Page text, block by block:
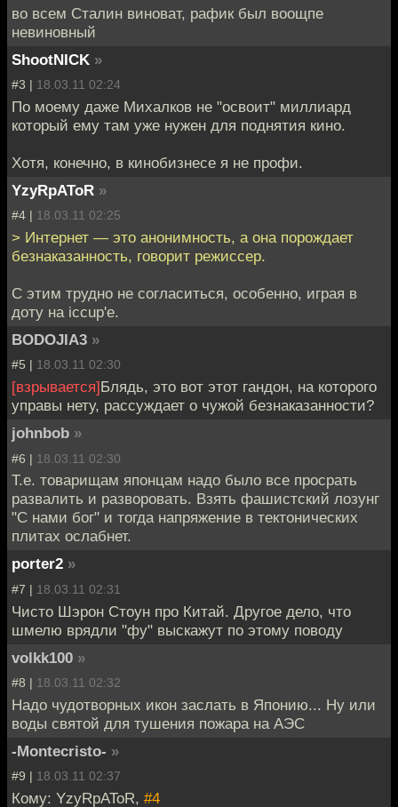
во всем Сталин виноват, рафик был воощпе
невиновный
ShootNICK »
#3 | 18.03.11 02:24
По моему даже Михалков не "освоит" миллиард
который ему там уже нужен для поднятия кино.
Хотя, конечно, в кинобизнесе я не профи.
YzyRpAToR »
#4 | 18.03.11 02:25
> Интернет — это анонимность, а она порождает
безнаказанность, говорит режиссер.
С этим трудно не согласиться, особенно, играя в
доту на iccup'e.
BODOJIA3 »
#5 | 18.03.11 02:30
[взрывается]Блядь, это вот этот гандон, на которого
управы нету, рассуждает о чужой безнаказанности?
johnbob »
#6 | 18.03.11 02:30
Т.е. товарищам японцам надо было все просрать
развалить и разворовать. Взять фашистский лозунг
"С нами бог" и тогда напряжение в тектонических
плитах ослабнет.
porter2 »
#7 | 18.03.11 02:31
Чисто Шэрон Стоун про Китай. Другое дело, что
шмелю врядли "фу" выскажут по этому поводу
volkk100 »
#8 | 18.03.11 02:32
Надо чудотворных икон заслать в Японию... Ну или
воды святой для тушения пожара на АЭС
-Montecristo- »
#9 | 18.03.11 02:37
Кому: YzyRpAToR, #4